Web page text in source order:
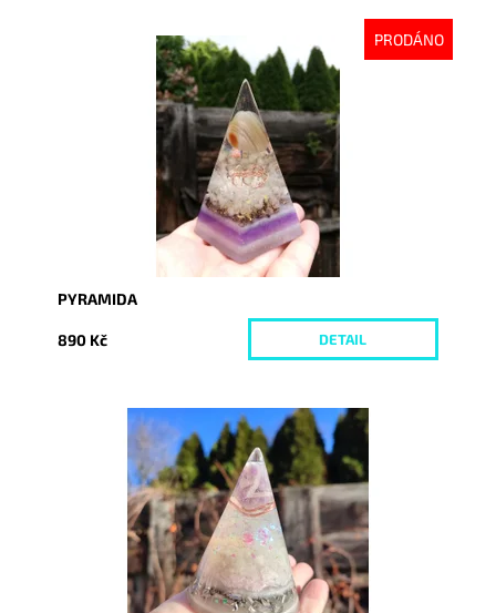
PRODÁNO
Vyprodáno
4213
PYRAMIDA
890 Kč DETAIL
Dostupnost:
Skladem
5749